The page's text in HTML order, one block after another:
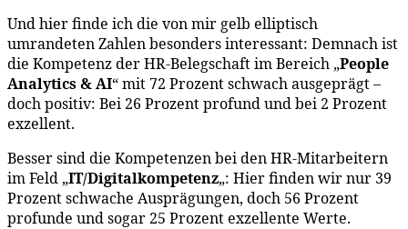
Und hier finde ich die von mir gelb elliptisch
umrandeten Zahlen besonders interessant: Demnach ist
die Kompetenz der HR-Belegschaft im Bereich „People
Analytics & AI“ mit 72 Prozent schwach ausgeprägt –
doch positiv: Bei 26 Prozent profund und bei 2 Prozent
exzellent.
Besser sind die Kompetenzen bei den HR-Mitarbeitern
im Feld „IT/Digitalkompetenz„: Hier finden wir nur 39
Prozent schwache Ausprägungen, doch 56 Prozent
profunde und sogar 25 Prozent exzellente Werte.